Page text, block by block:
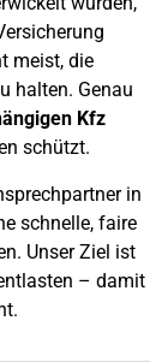
meist, die
halten. Genau
Kfz
schützt.
in
schnelle, faire
Unser Ziel ist
– damit